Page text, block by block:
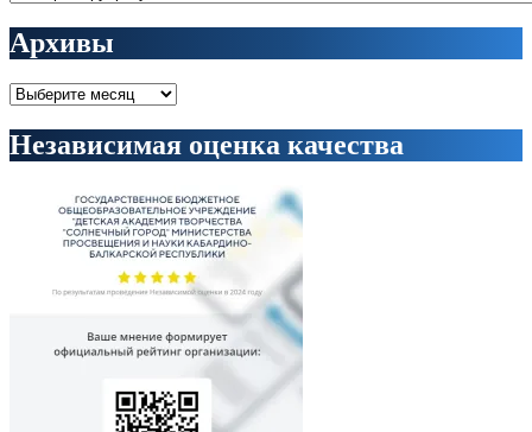
Архивы
Архивы
Независимая оценка качества